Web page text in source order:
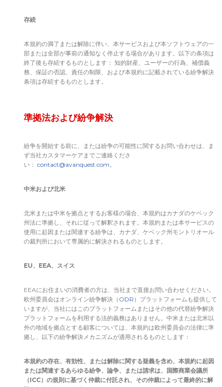
存続
本規約の満了または解除に伴い、本サービスおよび本ソフトウェアの一
部または全部が事前の通知なく停止する場合があります。以下の条項は
終了後も存続するものとします： 知的財産、ユーザーの行為、補償義
務、保証の否認、責任の制限、および本規約に記載されている紛争解決
条項は存続するものとします。
準拠法および紛争解決
紛争を開始する前に、または紛争の可能性に関するお問い合わせは、ま
ず当社カスタマーケアまでご連絡くださ
い： contact@avanquest.com。
中米および北米
北米または中米を拠点とするお客様の場合、本規約はカナダのケベック
州法に準拠し、それに従って解釈されます。本規約または本サービスの
使用に起因または関連する紛争は、カナダ、ケベック州モントリオール
の裁判所において専属的に解決されるものとします。
EU、 EEA、スイス
EEAにお住まいの消費者の方は、当社まで直接お問い合わせください。
欧州委員会はオンライン紛争解決（ ODR ）プラットフォームも提供して
いますが、当社にはこのプラットフォームまたはその他の代替紛争解決
プラットフォームを利用する法的義務はありません。中米または北米以
外の地域を拠点とする顧客については、本規約は欧州委員会の法律に準
拠し、以下の紛争解決メカニズムが適用されるものとします：
本規約の存在、有効性、または解除に関する疑義を含め、本規約に起因
または関連するあらゆる紛争、論争、または請求は、国際商業会議所
（ICC）の規則に基づく仲裁に付託され、その仲裁によって最終的に解